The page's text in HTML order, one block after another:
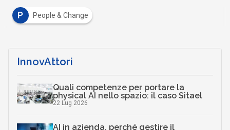
P People & Change
InnovAttori
Quali competenze per portare la
physical AI nello spazio: il caso Sitael
22 Lug 2026
AI in azienda, perché gestire il